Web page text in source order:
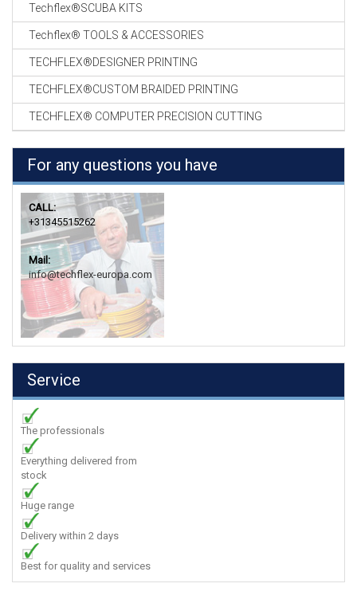
Techflex®SCUBA KITS
Techflex® TOOLS & ACCESSORIES
TECHFLEX®DESIGNER PRINTING
TECHFLEX®CUSTOM BRAIDED PRINTING
TECHFLEX® COMPUTER PRECISION CUTTING
For any questions you have
CALL:
+31345515262
Mail:
info@techflex-europa.com
Service
The professionals
Everything delivered from
stock
Huge range
Delivery within 2 days
Best for quality and services